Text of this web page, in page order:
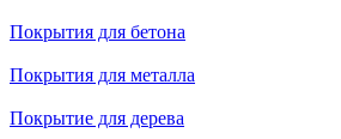
Покрытия для бетона
Покрытия для металла
Покрытие для дерева